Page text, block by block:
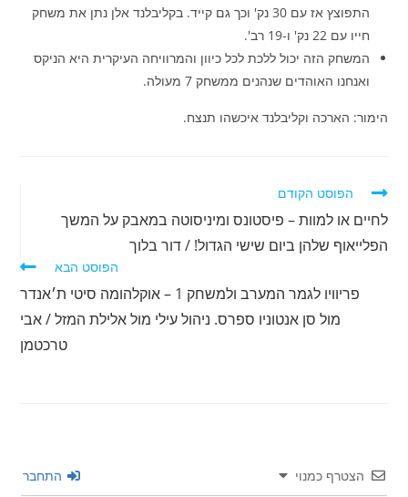
התפוצץ אז עם 30 נק' וכך גם קייד. בקליבלנד אלן נתן את משחק
חייו עם 22 נק' ו-19 רב'.
המשחק הזה יכול ללכת לכל כיוון והמרוויחה העיקרית היא הניקס
ואנחנו האוהדים שנהנים ממשחק 7 מעולה.
הימור: הארכה וקליבלנד איכשהו תנצח.
לקרוא
מאמרים
נוספים
הפוסט הקודם
לחיים או למוות – פיסטונס ומיניסוטה במאבק על המשך
הפלייאוף שלהן ביום שישי הגדול! / דור בלוך
הפוסט הבא
פריוויו לגמר המערב ולמשחק 1 – אוקלהומה סיטי ת׳אנדר
מול סן אנטוניו ספרס. ניהול עילי מול אלילת המזל / אבי
טרכטמן
הצטרף כמנוי התחבר